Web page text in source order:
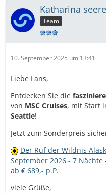
Katharina
Team
10. September 2025 um 13:41
Liebe Fans,
Entdecken Sie die
von MSC Cruises, mit Start
Seattle!
Jetzt zum Sonderpreis
Der Ruf der Wildnis
September 2026 - 7
ab € 689,- p.P.
viele Grüße,